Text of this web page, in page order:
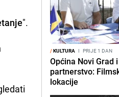
".
/KULTURA I PRIJE 1 DAN
Općina Novi Grad
partnerstvo:
lokacije